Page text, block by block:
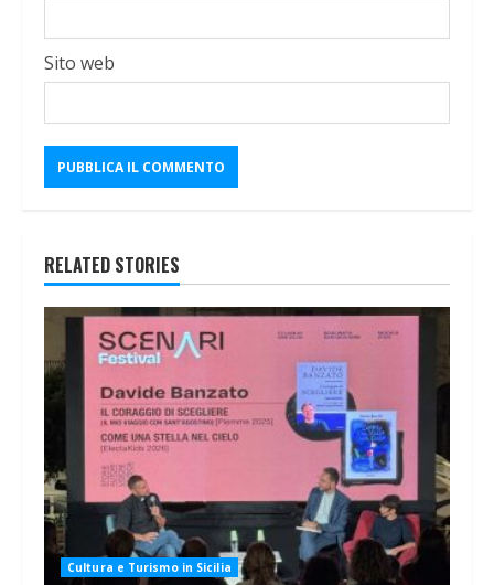
Sito web
RELATED STORIES
Cultura e Turismo in Sicilia